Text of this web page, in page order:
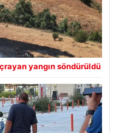
yangın söndürüldü